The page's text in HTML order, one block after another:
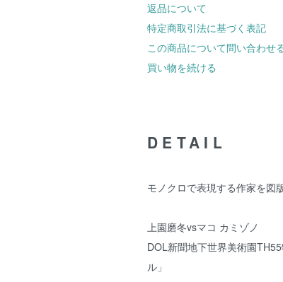
返品について
特定商取引法に基づく表記
この商品について問い合わせ
買い物を続ける
DETAIL
モノクロで表現する作家を図
上園磨冬vsマコ カミゾノ
DOL新聞地下世界美術園
ル」